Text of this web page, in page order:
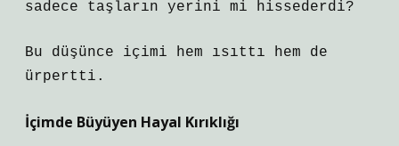
sadece taşların yerini mi hissederdi?
Bu düşünce içimi hem ısıttı hem de
ürpertti.
İçimde Büyüyen Hayal Kırıklığı